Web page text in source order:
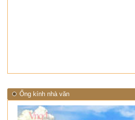
Ống kính nhà văn